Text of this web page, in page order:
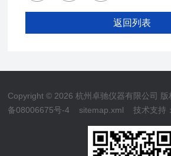
返回列表
Copyright © 2026 杭州卓驰仪器有限公司
备08006675号-4
sitemap.xml 技术支持